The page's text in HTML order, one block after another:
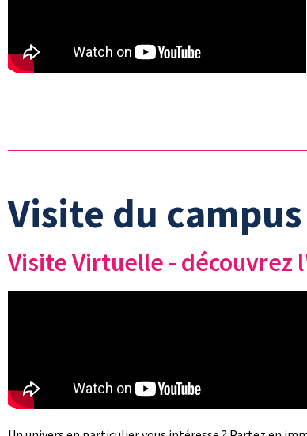
Visite du campus
Visite Virtuelle - découvrez